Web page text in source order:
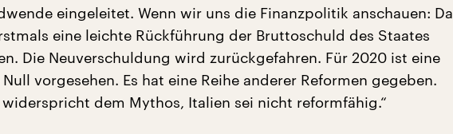
eingeleitet. Wenn wir uns die Finanzpolitik anschauen: Da
eine leichte Rückführung der Bruttoschuld des Staates
Die Neuverschuldung wird zurückgefahren. Für 2020 ist eine
vorgesehen. Es hat eine Reihe anderer Reformen gegeben.
widerspricht dem Mythos, Italien sei nicht reformfähig.“